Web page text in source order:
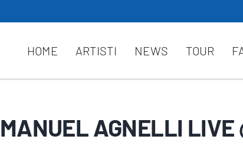
HOME ARTISTI NEWS TOUR
MANUEL AGNELLI LIVE